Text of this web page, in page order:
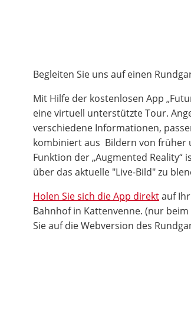
Begleiten Sie uns auf einen
Mit Hilfe der kostenlosen App
eine virtuell unterstützte Tour.
verschiedene Informationen,
kombiniert aus Bildern von früher
Funktion der „Augmented
über das aktuelle "Live-Bild" zu
Holen Sie sich die App direktauf
Bahnhof in Kattenvenne. (nur
Sie auf die Webversion des